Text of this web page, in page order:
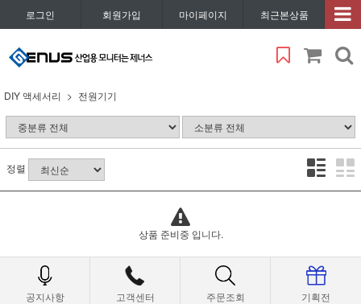
로그인 회원가입 마이페이지 최근본상품
DIY 액세서리 전원기기
정렬
상품 준비중 입니다.
공지사항 고객센터 주문조회 기획전